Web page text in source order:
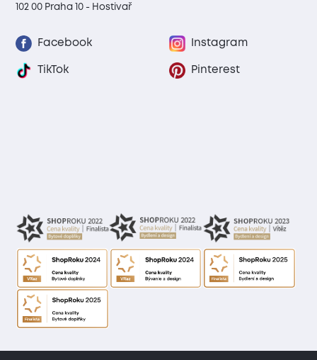
102 00 Praha 10 - Hostivař
Facebook Instagram
TikTok Pinterest